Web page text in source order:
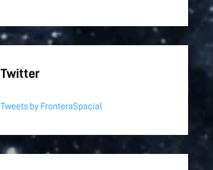
Twitter
Tweets by FronteraSpacial